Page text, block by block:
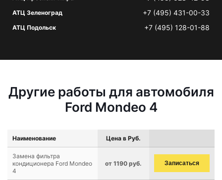
АТЦ Зеленоград +7 (495) 431-00-33
АТЦ Подольск +7 (495) 128-01-88
Другие работы для автомобиля
Ford Mondeo 4
Наименование Цена в Руб.
Замена фильтра
кондиционера Ford Mondeo
4
от 1190 руб. Записаться